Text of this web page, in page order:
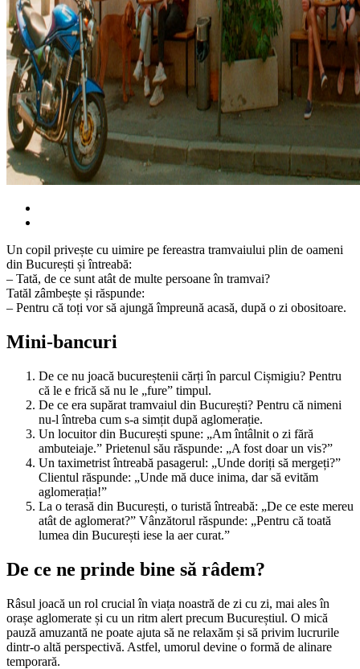
Un copil privește cu uimire pe fereastra tramvaiului plin de oameni
din București și întreabă:
– Tată, de ce sunt atât de multe persoane în tramvai?
Tatăl zâmbește și răspunde:
– Pentru că toți vor să ajungă împreună acasă, după o zi obositoare.
Mini-bancuri
De ce nu joacă bucureștenii cărți în parcul Cișmigiu? Pentru
că le e frică să nu le „fure” timpul.
De ce era supărat tramvaiul din București? Pentru că nimeni
nu-l întreba cum s-a simțit după aglomerație.
Un locuitor din București spune: „Am întâlnit o zi fără
ambuteiaje.” Prietenul său răspunde: „A fost doar un vis?”
Un taximetrist întreabă pasagerul: „Unde doriți să mergeți?”
Clientul răspunde: „Unde mă duce inima, dar să evităm
aglomerația!”
La o terasă din București, o turistă întreabă: „De ce este mereu
atât de aglomerat?” Vânzătorul răspunde: „Pentru că toată
lumea din București iese la aer curat.”
De ce ne prinde bine să râdem?
Râsul joacă un rol crucial în viața noastră de zi cu zi, mai ales în
orașe aglomerate și cu un ritm alert precum Bucureștiul. O mică
pauză amuzantă ne poate ajuta să ne relaxăm și să privim lucrurile
dintr-o altă perspectivă. Astfel, umorul devine o formă de alinare
temporară.